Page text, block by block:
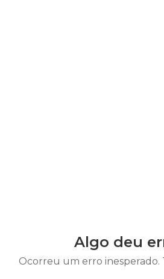
Algo deu
Ocorreu um erro inesperado.